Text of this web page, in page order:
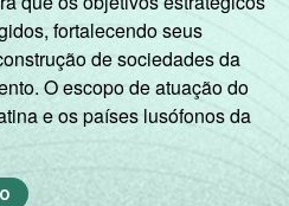
fortalecendo seus
de sociedades da
O escopo de atuação do
e os países lusófonos da